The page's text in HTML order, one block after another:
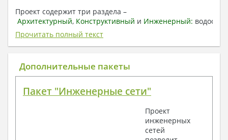
Проект содержит три раздела –
Архитектурный, Конструктивный и Инженерный:
отопление, вентиляция, канализация,
электроснабжение (приобретается за дополнительную
плату) + Пояснительная записка.
1. Архитектурный раздел:
План координационных осей
Поэтажные маркировочные планы с
Прочитать полный текст
Дополнительные пакеты
Пакет "Инженерные сети"
Проект
инженерных
сетей